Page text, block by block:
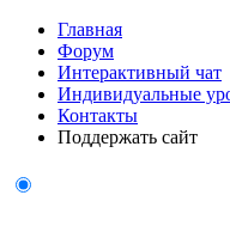
Главная
Форум
Интерактивный чат
Индивидуальные
Контакты
Поддержать сайт